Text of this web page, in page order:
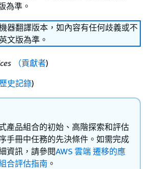
為準。
器翻譯版本，如內容有任何歧義或不
文版為準。
（貢獻者)
史記錄)
產品組合的初始、高階探索和評估
手冊中任務的先決條件。如需完成
資訊，請參閱AWS 雲端 遷移的應
合評估指南 。